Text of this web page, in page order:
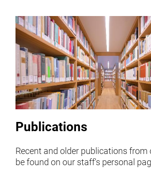
Publications
Recent and older publications from
be found on our staff's personal